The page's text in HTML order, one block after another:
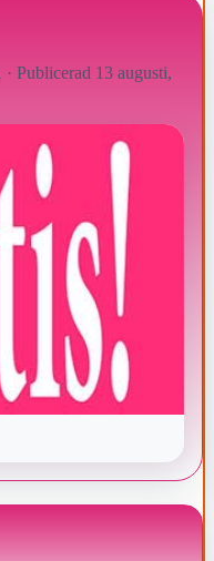
· Publicerad 13 augusti,